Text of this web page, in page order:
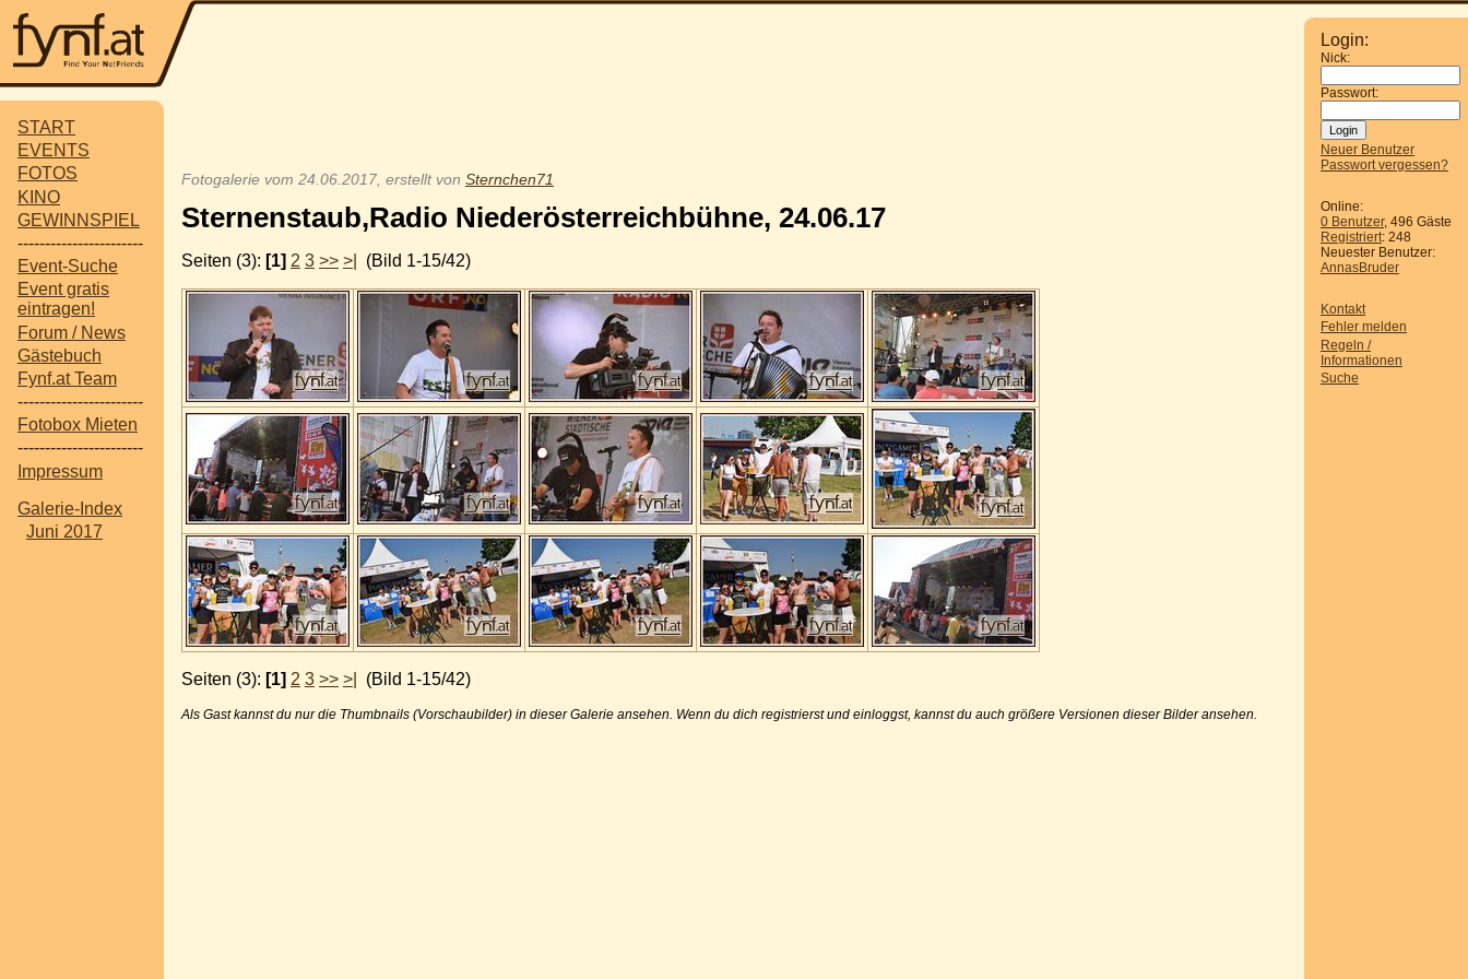
START
EVENTS
FOTOS
KINO
GEWINNSPIEL
-----------------------
Event-Suche
Event gratis
eintragen!
Forum / News
Gästebuch
Fynf.at Team
-----------------------
Fotobox Mieten
-----------------------
Impressum
Galerie-Index
Juni 2017
Login:
Nick:
Passwort:
Neuer Benutzer
Passwort vergessen?
Online:
0 Benutzer, 496 Gäste
Registriert: 248
Neuester Benutzer:
AnnasBruder
Kontakt
Fehler melden
Regeln /
Informationen
Suche
Fotogalerie vom 24.06.2017, erstellt von Sternchen71
Sternenstaub,Radio Niederösterreichbühne, 24.06.17
Seiten (3): [1] 2 3 >> >| (Bild 1-15/42)
Seiten (3): [1] 2 3 >> >| (Bild 1-15/42)
Als Gast kannst du nur die Thumbnails (Vorschaubilder) in dieser Galerie ansehen. Wenn du dich registrierst und einloggst, kannst du auch größere Versionen dieser Bilder ansehen.